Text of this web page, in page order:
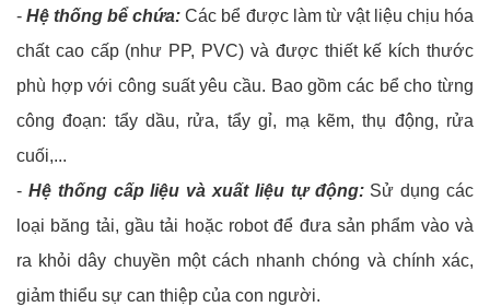
-Hệ thống bể chứa: Các bể được làm từ vật liệu chịu hóa
chất cao cấp (như PP, PVC) và được thiết kế kích thước
phù hợp với công suất yêu cầu. Bao gồm các bể cho từng
công đoạn: tẩy dầu, rửa, tẩy gỉ, mạ kẽm, thụ động, rửa
cuối,...
- Hệ thống cấp liệu và xuất liệu tự động:Sử dụng các
loại băng tải, gầu tải hoặc robot để đưa sản phẩm vào và
ra khỏi dây chuyền một cách nhanh chóng và chính xác,
giảm thiểu sự can thiệp của con người.